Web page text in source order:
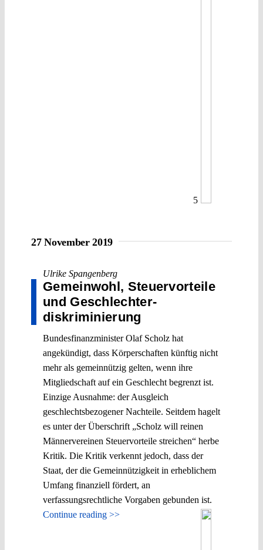
5
27 November 2019
Ulrike Spangenberg
Gemeinwohl, Steuervorteile
und Geschlechter­
diskriminierung
Bundesfinanzminister Olaf Scholz hat
angekündigt, dass Körperschaften künftig nicht
mehr als gemeinnützig gelten, wenn ihre
Mitgliedschaft auf ein Geschlecht begrenzt ist.
Einzige Ausnahme: der Ausgleich
geschlechtsbezogener Nachteile. Seitdem hagelt
es unter der Überschrift „Scholz will reinen
Männervereinen Steuervorteile streichen“ herbe
Kritik. Die Kritik verkennt jedoch, dass der
Staat, der die Gemeinnützigkeit in erheblichem
Umfang finanziell fördert, an
verfassungsrechtliche Vorgaben gebunden ist.
Continue reading >>